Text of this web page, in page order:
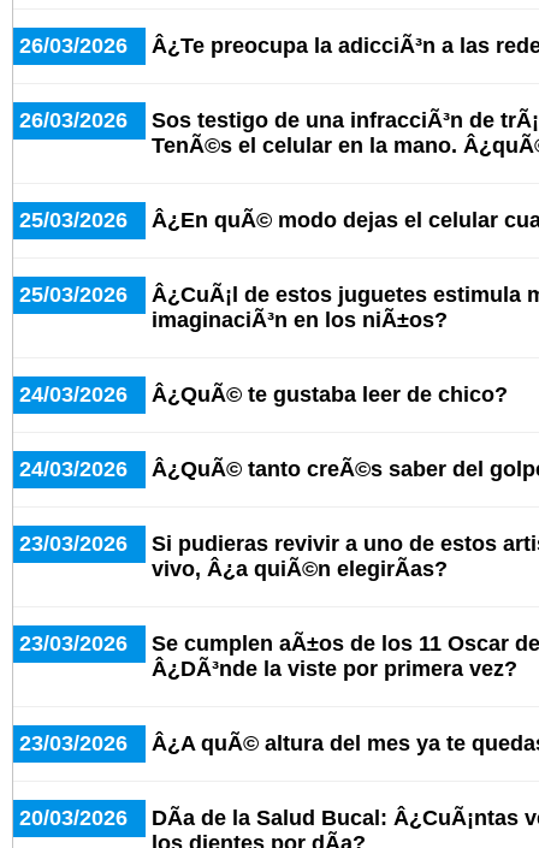
26/03/2026 Â¿Te preocupa la adicciÃ³n a las
26/03/2026
Sos testigo de una infracciÃ³n de
TenÃ©s el celular en la mano.
25/03/2026 Â¿En quÃ© modo dejas el celular
25/03/2026
Â¿CuÃ¡l de estos juguetes estimula
imaginaciÃ³n en los niÃ±os?
24/03/2026 Â¿QuÃ© te gustaba leer de chico?
24/03/2026 Â¿QuÃ© tanto creÃ©s saber del
23/03/2026
Si pudieras revivir a uno de estos
vivo, Â¿a quiÃ©n elegirÃ­as?
23/03/2026
Se cumplen aÃ±os de los 11 Oscar
Â¿DÃ³nde la viste por primera vez?
23/03/2026 Â¿A quÃ© altura del mes ya te
20/03/2026
DÃ­a de la Salud Bucal: Â¿CuÃ¡ntas
los dientes por dÃ­a?